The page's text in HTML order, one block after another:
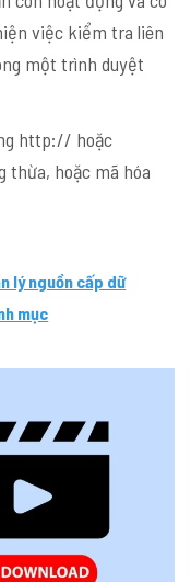
việc kiểm tra liên
một trình duyệt
http:// hoặc
hoặc mã hóa
lý nguồn cấp dữ
mục